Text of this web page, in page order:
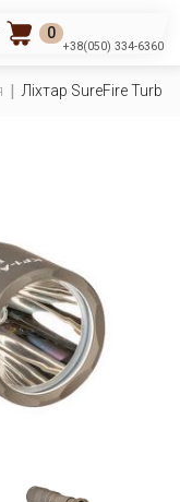
0
+38(050) 334-6360
Ліхтар SureFire